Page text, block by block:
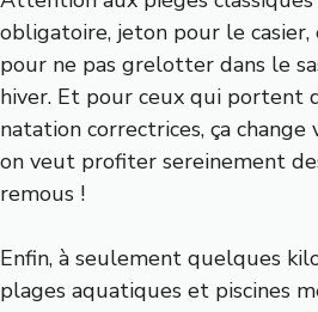
obligatoire, jeton pour le
pour ne pas grelotter dans le
hiver. Et pour ceux qui portent
natation correctrices, ça
on veut profiter sereinement
remous !
Enfin, à seulement quelques
plages aquatiques et piscines